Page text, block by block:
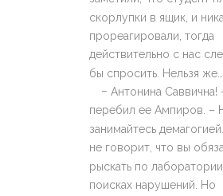
скорлупки в ящик, и
прореагировали, тогда
действительно с нас
бы спросить. Нельзя же…
– Антонина Саввична!
перебил ее Ампиров. –
занимайтесь
не говорит, что вы
рыскать по
поисках нарушений. Но